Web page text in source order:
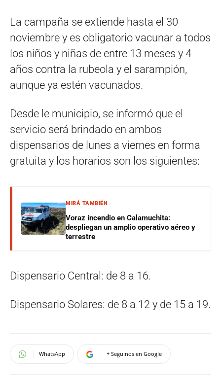
La campaña se extiende hasta el 30
noviembre y es obligatorio vacunar a todos
los niños y niñas de entre 13 meses y 4
años contra la rubeola y el sarampión,
aunque ya estén vacunados.
Desde le municipio, se informó que el
servicio será brindado en ambos
dispensarios de lunes a viernes en forma
gratuita y los horarios son los siguientes:
MIRÁ TAMBIÉN
Voraz incendio en Calamuchita:
despliegan un amplio operativo aéreo y
terrestre
Dispensario Central: de 8 a 16.
Dispensario Solares: de 8 a 12 y de 15 a 19.
WhatsApp + Seguinos en Google